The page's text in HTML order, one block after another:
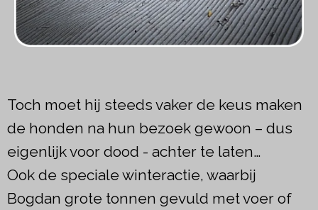
Toch moet hij steeds vaker de keus maken
de honden na hun bezoek gewoon – dus
eigenlijk voor dood - achter te laten…
Ook de speciale winteractie, waarbij
Bogdan grote tonnen gevuld met voer of